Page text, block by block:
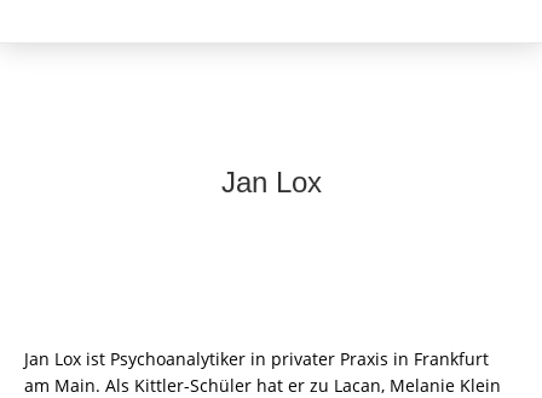
Jan Lox
Jan Lox ist Psychoanalytiker in privater Praxis in Frankfurt
am Main. Als Kittler-Schüler hat er zu Lacan, Melanie Klein